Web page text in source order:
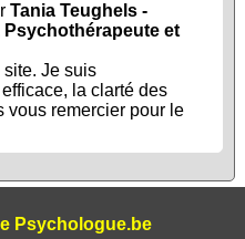
Tania Teughels -
Psychothérapeute et
Je suis
la clarté des
vous remercier pour le
Psychologue.be